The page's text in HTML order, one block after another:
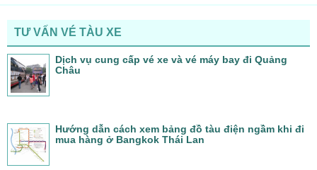
TƯ VẤN VÉ TÀU XE
Dịch vụ cung cấp vé xe và vé máy bay đi Quảng
Châu
Hướng dẫn cách xem bảng đồ tàu điện ngầm khi đi
mua hàng ở Bangkok Thái Lan